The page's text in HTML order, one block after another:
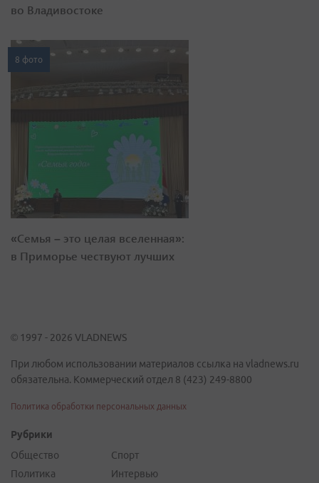
во Владивостоке
8 фото
«Семья – это целая вселенная»:
в Приморье чествуют лучших
© 1997 - 2026 VLADNEWS
При любом использовании материалов ссылка на vladnews.ru
обязательна. Коммерческий отдел 8 (423) 249-8800
Политика обработки персональных данных
Рубрики
Общество
Политика
Спорт
Интервью